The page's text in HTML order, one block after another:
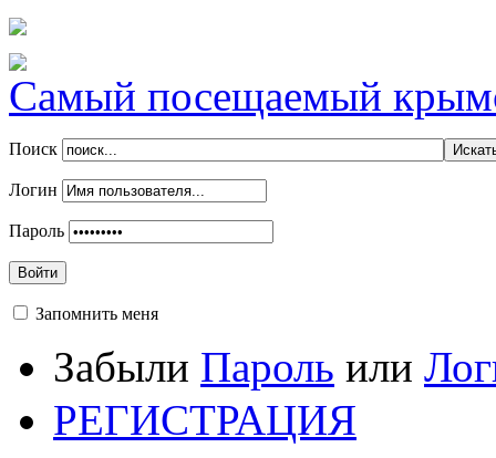
Самый посещаемый
Поиск
Логин
Пароль
Войти
Запомнить меня
Забыли Пароль или
РЕГИСТРАЦИЯ